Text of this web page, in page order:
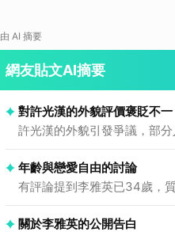
由 AI 摘要
網友貼文AI摘要
對許光漢的外貌評價褒貶不一
許光漢的外貌引發爭議，部
年齡與戀愛自由的討論
有評論提到李雅英已34歲，
關於李雅英的公開告白